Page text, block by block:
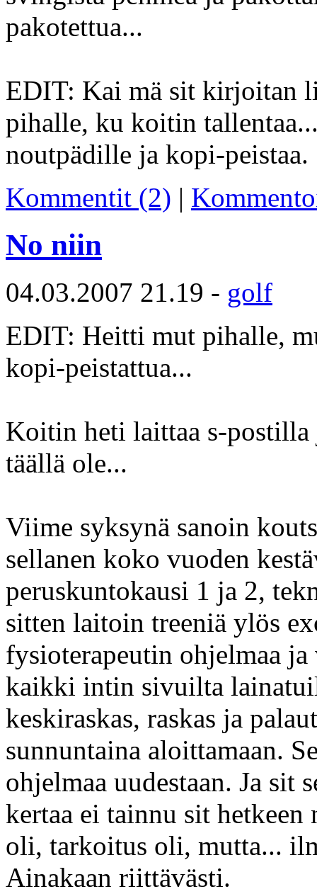
pakotettua...
EDIT: Kai mä sit kirjoitan
pihalle, ku koitin
noutpädille ja kopi-peistaa.
Kommentit (2) |
No niin
04.03.2007 21.19 - golf
EDIT: Heitti mut pihalle,
kopi-peistattua...
Koitin heti laittaa s-postilla
täällä ole...
Viime syksynä sanoin
sellanen koko vuoden
peruskuntokausi 1 ja 2,
sitten laitoin treeniä ylös
fysioterapeutin ohjelmaa
kaikki intin sivuilta
keskiraskas, raskas ja
sunnuntaina aloittamaan.
ohjelmaa uudestaan. Ja sit
kertaa ei tainnu sit
oli, tarkoitus oli, mutta...
Ainakaan riittävästi.